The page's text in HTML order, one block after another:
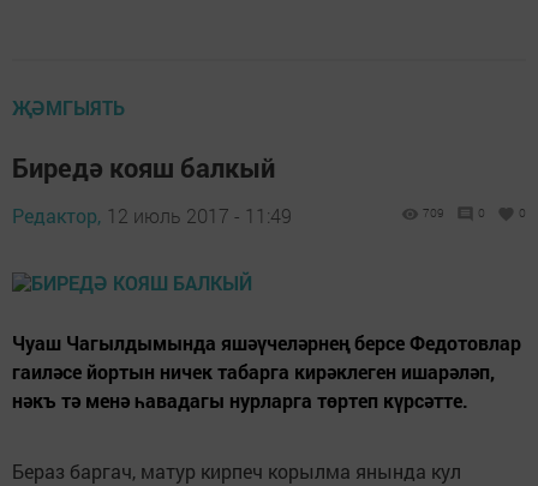
ҖӘМГЫЯТЬ
Биредә кояш балкый
Редактор, 12 июль 2017 - 11:49 709 0 0
Чуаш Чагылдымында яшәүчеләрнең берсе Федотовлар
гаиләсе йортын ничек табарга кирәклеген ишарәләп,
нәкъ тә менә һавадагы нурларга төртеп күрсәтте.
Бераз баргач, матур кирпеч корылма янында кул